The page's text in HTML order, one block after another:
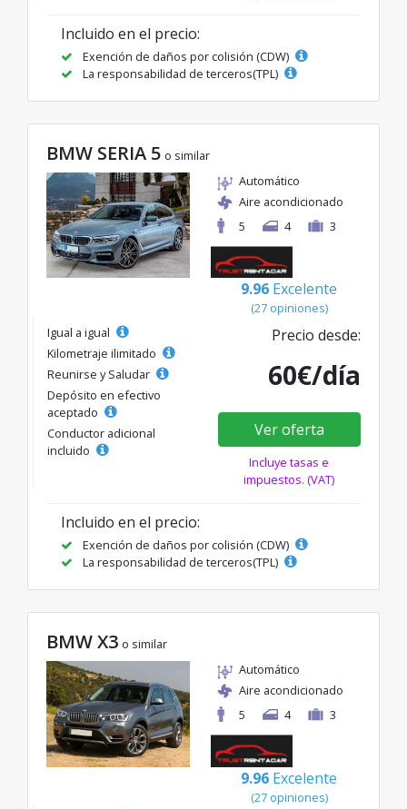
Incluido en el precio:
Exención de daños por colisión (CDW)
La responsabilidad de terceros(TPL)
BMW SERIA 5 o similar
Automático
Aire acondicionado
5
4 3
9.96 Excelente
(27 opiniones)
Igual a igual
Kilometraje ilimitado
Reunirse y Saludar
Depósito en efectivo
aceptado
Conductor adicional
incluido
Precio desde:
60€/día
Ver oferta
Incluye tasas e
impuestos. (VAT)
Incluido en el precio:
Exención de daños por colisión (CDW)
La responsabilidad de terceros(TPL)
BMW X3 o similar
Automático
Aire acondicionado
5
4 3
9.96 Excelente
(27 opiniones)